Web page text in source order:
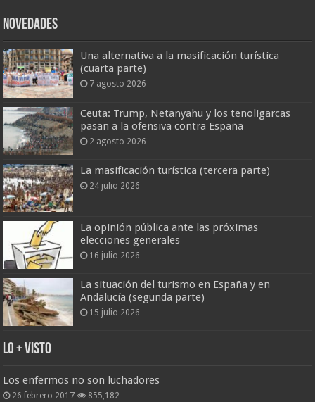
Novedades
Una alternativa a la masificación turística
(cuarta parte)
7 agosto 2026
Ceuta: Trump, Netanyahu y los tenoligarcas
pasan a la ofensiva contra España
2 agosto 2026
La masificación turística (tercera parte)
24 julio 2026
La opinión pública ante las próximas
elecciones generales
16 julio 2026
La situación del turismo en España y en
Andalucía (segunda parte)
15 julio 2026
Lo + Visto
Los enfermos no son luchadores
26 febrero 2017 855,182